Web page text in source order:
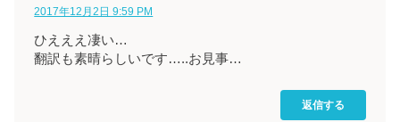
2017年12月2日 9:59 PM
ひえええ凄い…
翻訳も素晴らしいです…..お見事…
返信する